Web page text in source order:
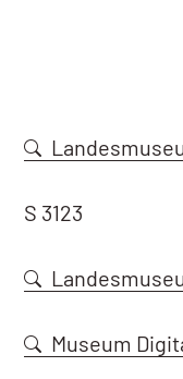
S 3123
Museum